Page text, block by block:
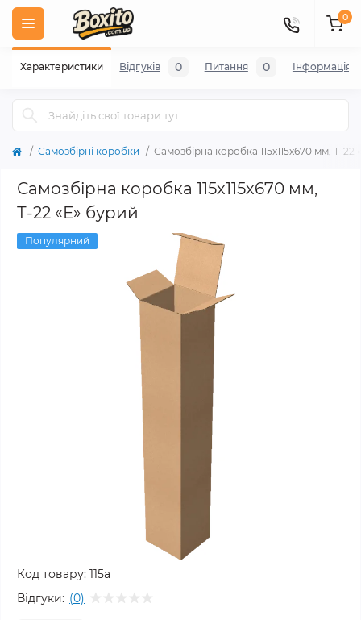
0
Самозбірні коробки Самозбірна коробка 115х115х670 мм, Т-22
Самозбірна коробка 115х115х670 мм,
Т-22 «Е» бурий
Популярний
Код товару: 115а
Відгуки: (0)
Характеристики Відгуків 0 Питання 0 Iнформація